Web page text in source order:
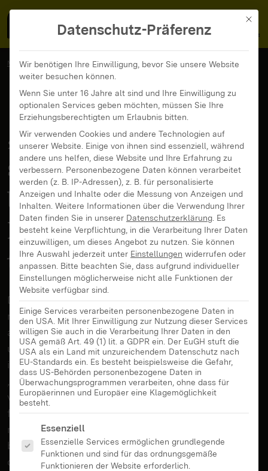
MENÜ
MedienFokus BW ...
News und Beiträge
„Sharenting“: Das sollten Eltern beachten, wenn sie Bilder ihrer
„Sharenting“: Das
sollten Eltern
beachten, wenn sie
Bilder ihrer Kinder
teilen
Digitale Medien sind aus dem Familienleben nicht
mehr wegzudenken. Das hat viele Vorteile, aber
auch manchen Nachteil. Insbesondere das oftmals
unreflektierte Posten von Kinderfotos oder -videos
ist problematisch. Nimmt das Überhand, ist von
„Sharenting“ die Rede. Weil das Netz aber nichts
vergisst und diese Fotos im Zweifel auch den
falschen Leuten in die Hände fallen könnten sollte
man beim Teilen von Fotos und anderen Medien
besondere Vorsicht walten lassen – besonders in
der Urlaubszeit.
Mit
Datenschutz-Präferenz
Wir benötigen Ihre Einwilligung, bevor Sie unsere Website
weiter besuchen können.
Wenn Sie unter 16 Jahre alt sind und Ihre Einwilligung zu
optionalen Services geben möchten, müssen Sie Ihre
Erziehungsberechtigten um Erlaubnis bitten.
Wir verwenden Cookies und andere Technologien auf
unserer Website. Einige von ihnen sind essenziell, während
andere uns helfen, diese Website und Ihre Erfahrung zu
verbessern. Personenbezogene Daten können verarbeitet
werden (z. B. IP-Adressen), z. B. für personalisierte
Anzeigen und Inhalte oder die Messung von Anzeigen und
Inhalten. Weitere Informationen über die Verwendung Ihrer
Daten finden Sie in unserer Datenschutzerklärung Es
besteht keine Verpflichtung, in die Verarbeitung Ihrer Daten
einzuwilligen, um dieses Angebot zu nutzen. Sie können
Ihre Auswahl jederzeit unter Einstellungen widerrufen oder
anpassen. Bitte beachten Sie, dass aufgrund individueller
Einstellungen möglicherweise nicht alle Funktionen der
Website verfügbar sind.
Einige Services verarbeiten personenbezogene Daten in
den USA. Mit Ihrer Einwilligung zur Nutzung dieser Services
willigen Sie auch in die Verarbeitung Ihrer Daten in den
USA gemäß Art. 49 (1) lit. a GDPR ein. Der EuGH stuft die
USA als ein Land mit unzureichendem Datenschutz nach
EU-Standards ein. Es besteht beispielsweise die Gefahr,
dass US-Behörden personenbezogene Daten in
Überwachungsprogrammen verarbeiten, ohne dass für
Europäerinnen und Europäer eine Klagemöglichkeit
besteht.
Es folgt eine Liste der Service-Gruppen, für die eine
Essenziell
Essenzielle Services ermöglichen grundlegende
Funktionen und sind für das ordnungsgemäße
Funktionieren der Website erforderlich.